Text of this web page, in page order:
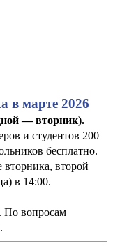
в марте 2026
— вторник).
и студентов 200
бесплатно.
второй
в 14:00.
По вопросам